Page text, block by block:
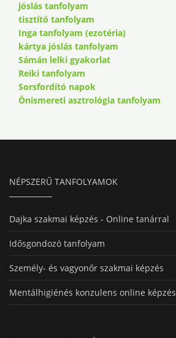
jóslás tanfolyam
tisztító tanfolyam
Inga tanfolyam (ezotéria)
kártya jóslás tanfolyam
Sámán lelki gyakorlat
Reiki tanfolyam
Sorsfordító napok
Önismereti asztrológia tanfolyam
NÉPSZERŰ TANFOLYAMOK
Dajka szakmai képzés - Online tanárral
Idősgondozó tanfolyam
Személy- és vagyonőr szakmai képzés
Mentálhigiénés konzulens online képzés